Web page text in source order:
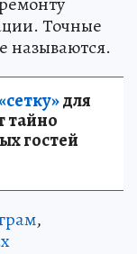
Точные
называются.
для
тайно
гостей
,